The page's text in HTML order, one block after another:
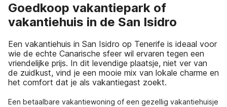
Goedkoop vakantiepark of
vakantiehuis in de San Isidro
Een vakantiehuis in San Isidro op Tenerife is ideaal voor
wie de echte Canarische sfeer wil ervaren tegen een
vriendelijke prijs. In dit levendige plaatsje, niet ver van
de zuidkust, vind je een mooie mix van lokale charme en
het comfort dat je als vakantiegast zoekt.
Een betaalbare vakantiewoning of een gezellig vakantiehuisje